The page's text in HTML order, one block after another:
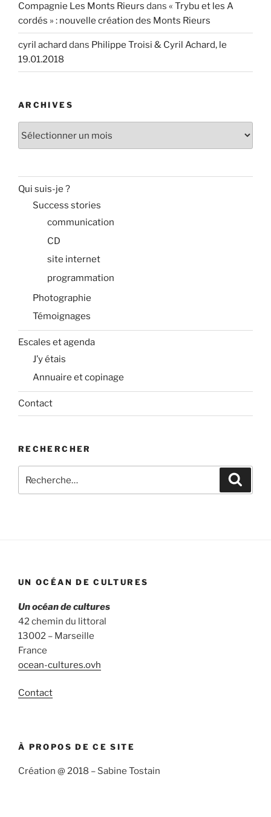
Compagnie Les Monts Rieurs dans « Trybu et les A
cordés » : nouvelle création des Monts Rieurs
cyril achard dans Philippe Troisi & Cyril Achard, le
19.01.2018
ARCHIVES
Qui suis-je ?
Success stories
communication
CD
site internet
programmation
Photographie
Témoignages
Escales et agenda
J’y étais
Annuaire et copinage
Contact
RECHERCHER
pour
UN OCÉAN DE CULTURES
Un océan de cultures
42 chemin du littoral
13002 – Marseille
France
ocean-cultures.ovh
Contact
À PROPOS DE CE SITE
Création @ 2018 – Sabine Tostain